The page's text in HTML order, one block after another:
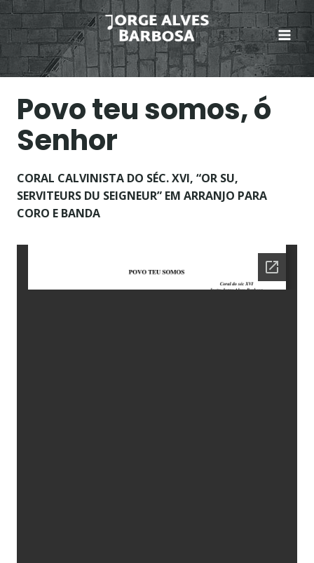
Skip
to
content
Povo teu somos, ó
Senhor
CORAL CALVINISTA DO SÉC. XVI, “OR SU,
SERVITEURS DU SEIGNEUR” EM ARRANJO PARA
CORO E BANDA